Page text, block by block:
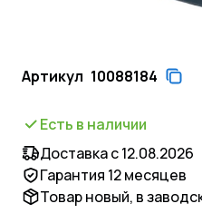
Артикул 10088184
Есть в наличии
Доставка с 12.08.2026
Гарантия 12 месяцев
Товар новый, в